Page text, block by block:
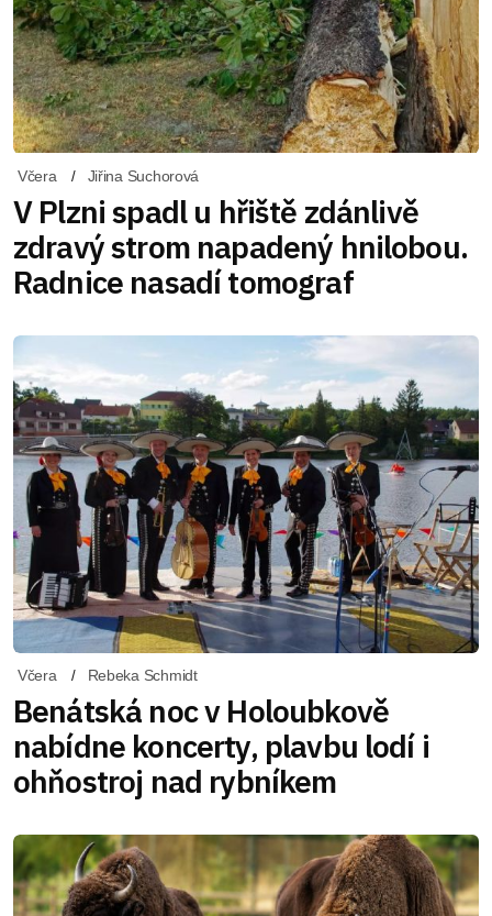
Včera Jiřina Suchorová
V Plzni spadl u hřiště zdánlivě
zdravý strom napadený hnilobou.
Radnice nasadí tomograf
Včera Rebeka Schmidt
Benátská noc v Holoubkově
nabídne koncerty, plavbu lodí i
ohňostroj nad rybníkem